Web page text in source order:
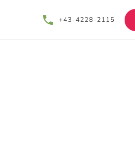
+43-4228-2115